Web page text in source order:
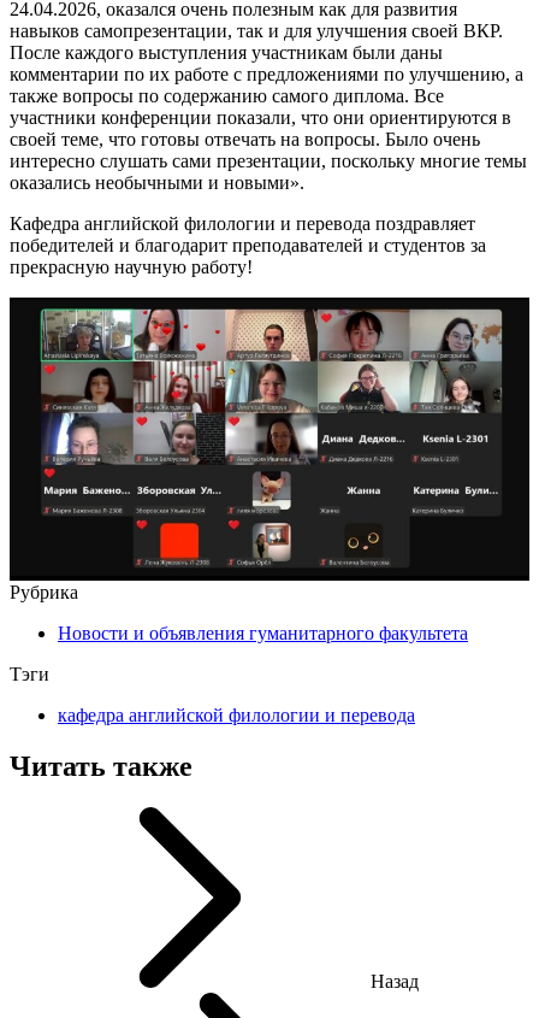
24.04.2026, оказался очень полезным как для развития
навыков самопрезентации, так и для улучшения своей ВКР.
После каждого выступления участникам были даны
комментарии по их работе с предложениями по улучшению, а
также вопросы по содержанию самого диплома. Все
участники конференции показали, что они ориентируются в
своей теме, что готовы отвечать на вопросы. Было очень
интересно слушать сами презентации, поскольку многие темы
оказались необычными и новыми».
Кафедра английской филологии и перевода поздравляет
победителей и благодарит преподавателей и студентов за
прекрасную научную работу!
Рубрика
Новости и объявления гуманитарного факультета
Тэги
кафедра английской филологии и перевода
Читать также
Назад